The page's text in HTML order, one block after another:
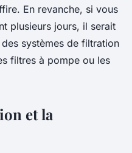
En revanche, si vous
plusieurs jours, il serait
systèmes de filtration
filtres à pompe ou les
et la